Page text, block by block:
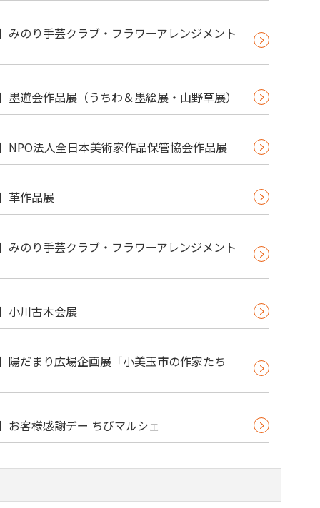
みのり手芸クラブ・フラワーアレンジメント
遊会作品展（うちわ＆墨絵展・山野草展）
NPO法人全日本美術家作品保管協会作品展
革作品展
みのり手芸クラブ・フラワーアレンジメント
小川古木会展
陽だまり広場企画展「小美玉市の作家たち
お客様感謝デー ちびマルシェ